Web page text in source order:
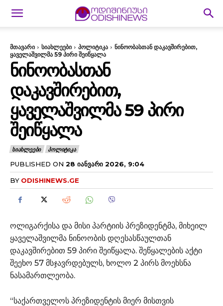
მთავარი სიახლეები პოლიტიკა
ნინოობასთან დაკავშირებით,
ყაველაშვილმა 59 პირი შეიწყალა
ᲜᲘᲜᲝᲝᲑᲐᲡᲗᲐᲜ
ᲓᲐᲙᲐᲕᲨᲘᲠᲔᲑᲘᲗ,
ᲧᲐᲕᲔᲚᲐᲨᲕᲘᲚᲛᲐ 59 ᲞᲘᲠᲘ
ᲨᲔᲘᲬᲧᲐᲚᲐ
ᲡᲘᲐᲮᲚᲔᲔᲑᲘ ᲞᲝᲚᲘᲢᲘᲙᲐ
PUBLISHED ON 28 ᲘᲐᲜᲕᲐᲠᲘ 2026, 9:04
BY ODISHINEWS.GE
ოლიგარქისა და მისი პარტიის პრეზიდენტმა, მიხეილ
ყაველაშვილმა ნინოობის დღესასწაულთან
დაკავშირებით 59 პირი შეიწყალა. შეწყალების აქტი
შეეხო 57 მსჯავრდებულს, ხოლო 2 პირს მოეხსნა
ნასამართლეობა.
“საქართველოს პრეზიდენტის მიერ მისთვის